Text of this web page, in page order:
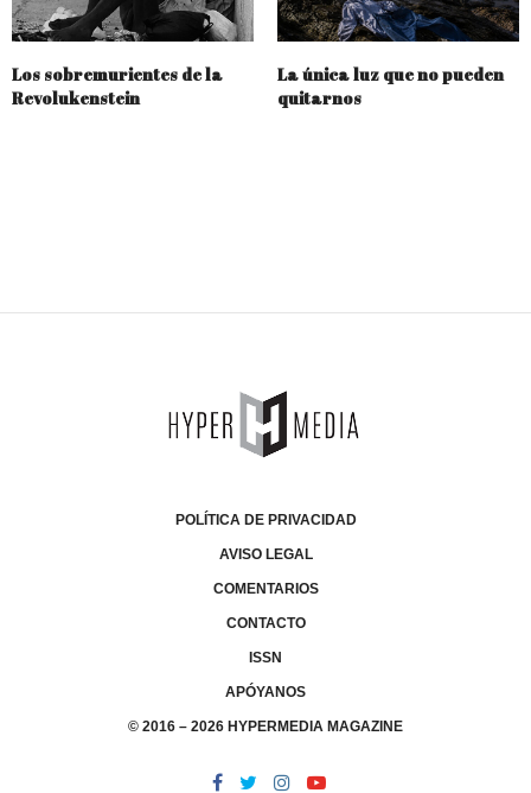
Los sobremurientes de la
Revolukenstein
La única luz que no pueden
quitarnos
POLÍTICA DE PRIVACIDAD
AVISO LEGAL
COMENTARIOS
CONTACTO
ISSN
APÓYANOS
© 2016 – 2026 HYPERMEDIA MAGAZINE